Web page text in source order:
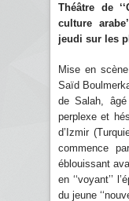
Théâtre de
culture
jeudi sur les
Mise en
Saïd
de Salah,
perplexe et
d’Izmir
commence
éblouissant
en ‘‘voyant’’
du jeune